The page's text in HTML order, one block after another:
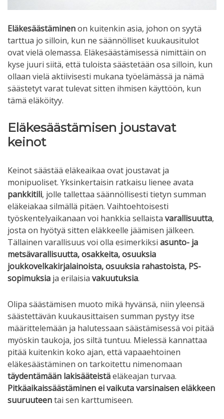
Eläkesäästäminenon kuitenkin asia, johon on syytä
tarttua jo silloin, kun ne säännölliset kuukausitulot
ovat vielä olemassa. Eläkesäästämisessä nimittäin on
kyse juuri siitä, että tuloista säästetään osa silloin, kun
ollaan vielä aktiivisesti mukana työelämässä ja nämä
säästetyt varat tulevat sitten ihmisen käyttöön, kun
tämä eläköityy.
Eläkesäästämisen joustavat
keinot
Keinot säästää eläkeaikaa ovat joustavat ja
monipuoliset. Yksinkertaisin ratkaisu lienee avata
pankkitili, jolle tallettaa säännöllisesti tietyn summan
eläkeiakaa silmällä pitäen. Vaihtoehtoisesti
työskentelyaikanaan voi hankkia sellaista varallisuutta,
josta on hyötyä sitten eläkkeelle jäämisen jälkeen.
Tällainen varallisuus voi olla esimerkiksi asunto- ja
metsävarallisuutta, osakkeita, osuuksia
joukkovelkakirjalainoista, osuuksia rahastoista, PS-
sopimuksia ja erilaisia vakuutuksia.
Olipa säästämisen muoto mikä hyvänsä, niin yleensä
säästettävän kuukausittaisen summan pystyy itse
määrittelemään ja halutessaan säästämisessä voi pitää
myöskin taukoja, jos siltä tuntuu. Mielessä kannattaa
pitää kuitenkin koko ajan, että vapaaehtoinen
eläkesäästäminen on tarkoitettu nimenomaan
täydentämään lakisääteistäeläkeajan turvaa.
Pitkäaikaissäästäminen ei vaikuta varsinaisen eläkkeen
suuruuteentai sen karttumiseen.